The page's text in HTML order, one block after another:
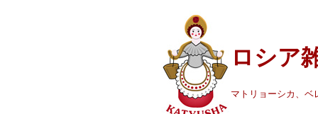
ロシア
マトリョーシカ、ベ